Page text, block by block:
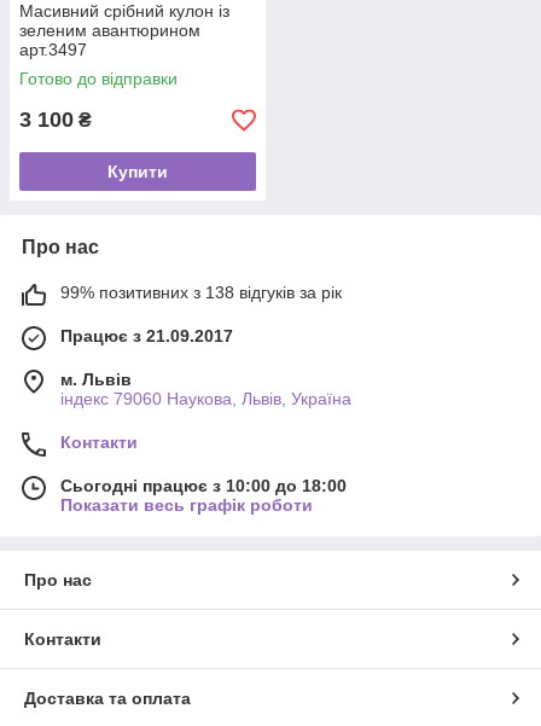
Масивний срібний кулон із
зеленим авантюрином
арт.3497
Готово до відправки
3 100 ₴
Купити
Про нас
99% позитивних з 138 відгуків за рік
Працює з 21.09.2017
м. Львів
індекс 79060 Наукова, Львів, Україна
Контакти
Сьогодні працює з 10:00 до 18:00
Показати весь графік роботи
Про нас
Контакти
Доставка та оплата